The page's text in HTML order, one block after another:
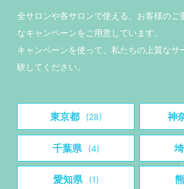
全サロンや各サロンで使える、お客様のご
なキャンペーンをご用意しています。
キャンペーンを使って、私たちの上質なサ
験してください。
東京都 (28) 神
千葉県 (4)
愛知県 (1)